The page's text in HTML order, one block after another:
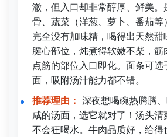
澈，但入口却非常醇厚、鲜美。
骨、蔬菜（洋葱、萝卜、番茄等
完全没有加味精，喝得出天然
腱心部位，炖煮得软嫩不柴，
点筋的部位入口即化。面条可选
面，吸附汤汁能力都不错。
推荐理由： 深夜想喝碗热腾腾
咸的汤面，选它就对了！汤头
不会狂喝水。牛肉品质好，给得